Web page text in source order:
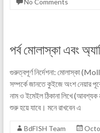
No Comments
পর্ব মোলাস্কা এবং
গুরুত্বপূর্ণ নির্দেশনা: মোলাস্কা
সম্পর্কে জানতে কুইজে অংশ নেয়ার
নাম ও ইমেইল ঠিকানা লিখে
শুরু হয়ে যাবে। মনে রাখবেন এ
BdFISH Team